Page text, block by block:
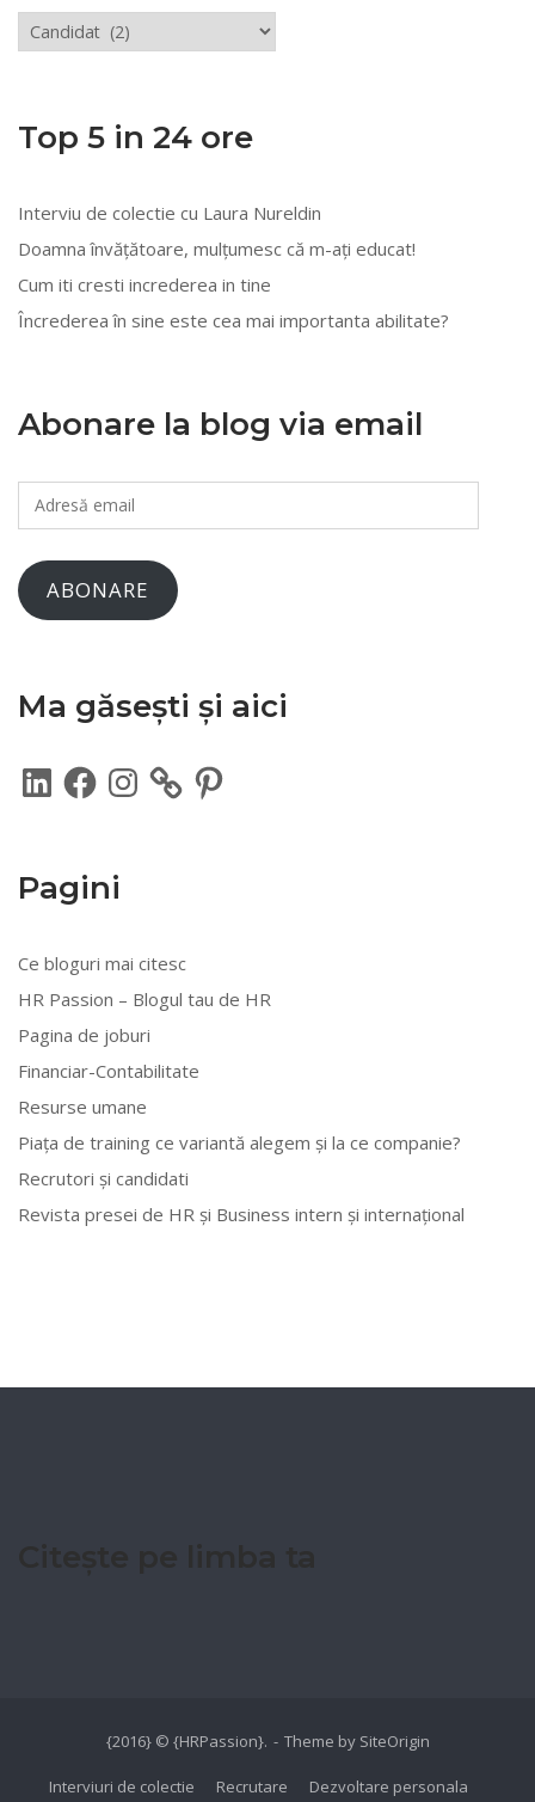
Articole
din
categorii
Top 5 in 24 ore
Interviu de colectie cu Laura Nureldin
Doamna învățătoare, mulțumesc că m-ați educat!
Cum iti cresti increderea in tine
Încrederea în sine este cea mai importanta abilitate?
Abonare la blog via email
Adresă
email
ABONARE
Ma găsești și aici
LinkedInFacebookInstagram Pinterest
Pagini
Ce bloguri mai citesc
HR Passion – Blogul tau de HR
Pagina de joburi
Financiar-Contabilitate
Resurse umane
Piața de training ce variantă alegem și la ce companie?
Recrutori și candidati
Revista presei de HR și Business intern și internațional
{2016} © {HRPassion}. Theme by SiteOrigin
Interviuri de colectie Recrutare Dezvoltare personala